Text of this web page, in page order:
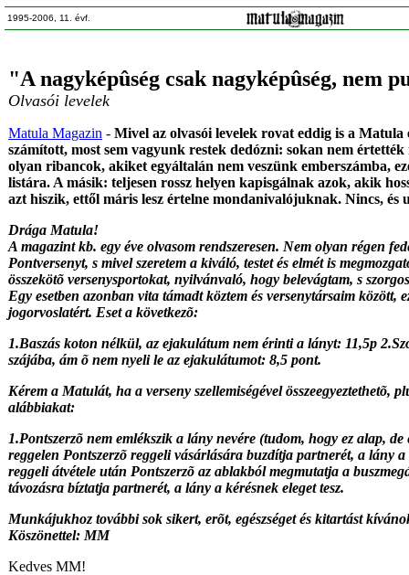
1995-2006, 11. évf.
"A nagyképûség csak nagyképûség, nem
Olvasói levelek
Matula Magazin - Mivel az olvasói levelek rovat eddig is a Matula
számított, most sem vagyunk restek dedózni: sokan nem
olyan ribancok, akiket egyáltalán nem veszünk emberszámba,
listára. A másik: teljesen rossz helyen kapisgálnak azok, akik
azt hiszik, ettől máris lesz értelne mondanivalójuknak. Nincs, és
Drága Matula!
A magazint kb. egy éve olvasom rendszeresen. Nem olyan régen
Pontversenyt, s mivel szeretem a kiváló, testet és elmét is
összekötõ versenysportokat, nyilvánvaló, hogy belevágtam, s
Egy esetben azonban vita támadt köztem és versenytársaim között,
jogorvoslatért. Eset a következõ:
1.Baszás koton nélkül, az ejakulátum nem érinti a lányt: 11,5p
szájába, ám õ nem nyeli le az ejakulátumot: 8,5 pont.
Kérem a Matulát, ha a verseny szellemiségével összeegyeztethetõ,
alábbiakat:
1.Pontszerzõ nem emlékszik a lány nevére (tudom, hogy ez alap,
reggelen Pontszerzõ reggeli vásárlására buzdítja partnerét, a lány a
reggeli átvétele után Pontszerzõ az ablakból megmutatja a
távozásra bíztatja partnerét, a lány a kérésnek eleget tesz.
Munkájukhoz további sok sikert, erõt, egészséget és kitartást
Köszönettel: MM
Kedves MM!